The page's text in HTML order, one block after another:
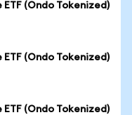
(Ondo Tokenized)
(Ondo Tokenized)
(Ondo Tokenized)